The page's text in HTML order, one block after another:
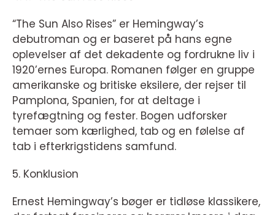
“The Sun Also Rises” er Hemingway’s
debutroman og er baseret på hans egne
oplevelser af det dekadente og fordrukne liv i
1920’ernes Europa. Romanen følger en gruppe
amerikanske og britiske eksilere, der rejser til
Pamplona, Spanien, for at deltage i
tyrefægtning og fester. Bogen udforsker
temaer som kærlighed, tab og en følelse af
tab i efterkrigstidens samfund.
5. Konklusion
Ernest Hemingway’s bøger er tidløse klassikere,